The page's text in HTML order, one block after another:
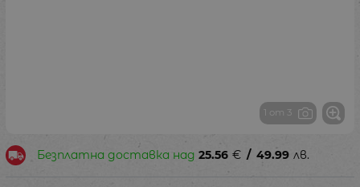
1 от 3
Безплатна доставка над 25.56 € / 49.99 лв.